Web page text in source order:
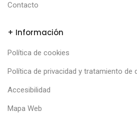
Contacto
+ Información
Política de cookies
Política de privacidad y tratamiento de
Accesibilidad
Mapa Web